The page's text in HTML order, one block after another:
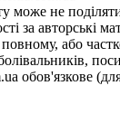
може не
за авторські
або
обов'язкове (для